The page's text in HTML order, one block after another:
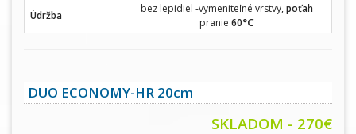
Údržba
bez lepidiel -vymeniteľné vrstvy, poťah
pranie 60°C
DUO ECONOMY-HR 20cm
SKLADOM - 270€